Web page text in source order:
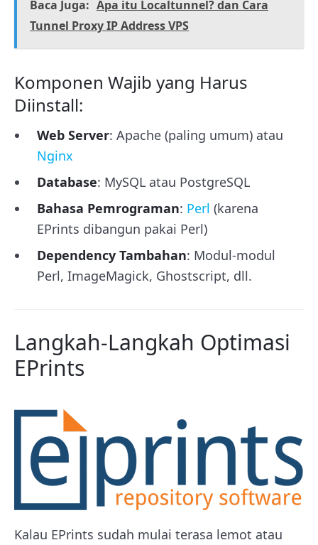
Baca Juga: Apa itu Localtunnel? dan Cara
Tunnel Proxy IP Address VPS
Komponen Wajib yang Harus
Diinstall:
Web Server: Apache (paling umum) atau
Nginx
Database: MySQL atau PostgreSQL
Bahasa Pemrograman: Perl (karena
EPrints dibangun pakai Perl)
Dependency Tambahan: Modul-modul
Perl, ImageMagick, Ghostscript, dll.
Langkah-Langkah Optimasi
EPrints
Kalau EPrints sudah mulai terasa lemot atau